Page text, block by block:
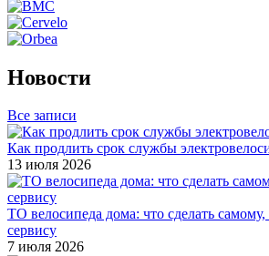
Новости
Все записи
Как продлить срок службы
13 июля 2026
ТО велосипеда дома: что сделать самому,
сервису
7 июля 2026